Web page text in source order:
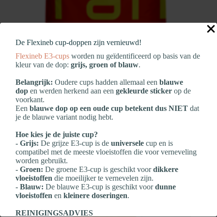
De Flexineb cup‑doppen zijn vernieuwd!
Flexineb E3‑cups worden nu geïdentificeerd op basis van de
kleur van de dop: grijs, groen of blauw.
Belangrijk: Oudere cups hadden allemaal een blauwe
dop en werden herkend aan een gekleurde sticker op de
voorkant.
Een blauwe dop op een oude cup betekent dus NIET dat
je de blauwe variant nodig hebt.
Hoe kies je de juiste cup?
- Grijs: De grijze E3‑cup is de universele cup en is
compatibel met de meeste vloeistoffen die voor verneveling
worden gebruikt.
- Groen: De groene E3‑cup is geschikt voordikkere
vloeistoffen die moeilijker te vernevelen zijn.
- Blauw: De blauwe E3‑cup is geschikt voordunne
vloeistoffen en kleinere doseringen.
REINIGINGSADVIES
Medvetico Brandon XL “Low Carb”
Lees meer